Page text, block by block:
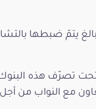
يتمّ ضبطها
تحت تصرّف هذه
مع النواب من أجل